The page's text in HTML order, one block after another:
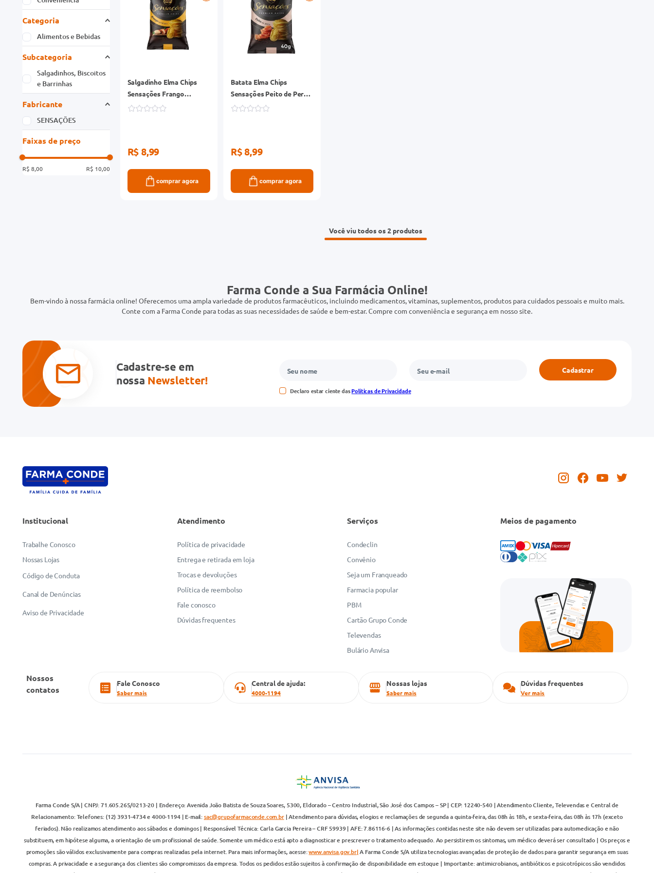
Categoria
Alimentos e Bebidas
Subcategoria
Salgadinhos, Biscoitos
e Barrinhas
Fabricante
SENSAÇÕES
Faixas de preço
R$ 8,00 R$ 10,00
Salgadinho Elma Chips
Sensações Frango
Grelhado 40g
R$ 8,99
comprar agora
Batata Elma Chips
Sensações Peito de Peru
40g
R$ 8,99
comprar agora
Você viu todos os 2
Farma Conde a Sua Farmácia Online!
Bem-vindo à nossa farmácia online! Oferecemos uma ampla variedade de produtos farmacêuticos, incluindo medicamentos, vitaminas, suplementos, produtos para cuidados pessoais e muito mais.
Conte com a Farma Conde para todas as suas necessidades de saúde e bem-estar. Compre com conveniência e segurança em nosso site.
Cadastre-se em
nossa Newsletter!
Declaro estar ciente dasPolíticas de Privacidade
Cadastrar
Institucional
Trabalhe Conosco
Nossas Lojas
Código de Conduta
Canal de Denúncias
Aviso de Privacidade
Atendimento
Política de privacidade
Entrega e retirada em loja
Trocas e devoluções
Política de reembolso
Fale conosco
Dúvidas frequentes
Serviços
Condeclin
Convênio
Seja um Franqueado
Farmacia popular
PBM
Cartão Grupo Conde
Televendas
Bulário Anvisa
Meios de pagamento
Nossos
contatos
Fale Conosco
Saber mais
Central de ajuda:
4000-1194
Nossas lojas
Saber mais
Dúvidas frequentes
Ver mais
Farma Conde S/A | CNPJ: 71.605.265/0213-20 | Endereço: Avenida João Batista de Souza Soares, 5300, Eldorado – Centro Industrial, São José dos Campos – SP | CEP: 12240-540 | Atendimento Cliente, Televendas e Central de
Relacionamento: Telefones: (12) 3931-4734 e 4000-1194 | E-mail:sac@grupofarmaconde.com.br| Atendimento para dúvidas, elogios e reclamações de segunda a quinta-feira, das 08h às 18h, e sexta-feira, das 08h às 17h (exceto
feriados). Não realizamos atendimento aos sábados e domingos | Responsável Técnica: Carla Garcia Pereira – CRF 59939 | AFE: 7.86116-6 | As informações contidas neste site não devem ser utilizadas para automedicação e não
substituem, em hipótese alguma, a orientação de um profissional de saúde. Somente um médico está apto a diagnosticar e prescrever o tratamento adequado. Ao persistirem os sintomas, um médico deverá ser consultado | Os preços e
promoções são válidos exclusivamente para compras realizadas pela internet. Para mais informações, acesse:www.anvisa.gov.br|A Farma Conde S/A utiliza tecnologias avançadas de proteção de dados para garantir segurança em suas
compras. A privacidade e a segurança dos clientes são compromissos da empresa. Todos os pedidos estão sujeitos à confirmação de disponibilidade em estoque | Importante: antimicrobianos, antibióticos e psicotrópicos são vendidos